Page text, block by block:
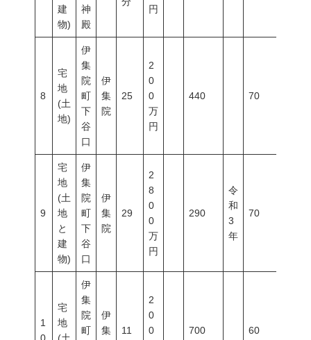
建
物)
神
殿
円
8
宅
地
(土
地)
伊
集
院
町
下
谷
口
伊
集
院
25
2
0
0
万
円
440 70
9
宅
地
(土
地
と
建
物)
伊
集
院
町
下
谷
口
伊
集
院
29
2
8
0
0
万
円
290
令
和
3
年
70
1
宅
地
伊
集
院
町
伊
集
11
2
0
0
700 60